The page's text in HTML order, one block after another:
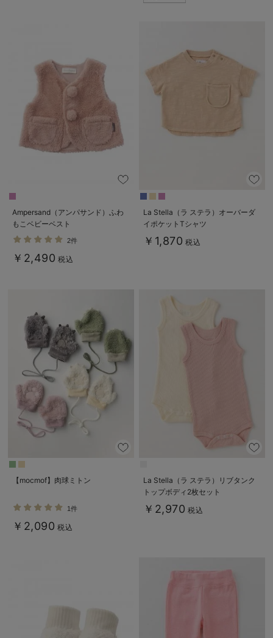
Ampersand（アンパサンド）ふわ
もこベビーベスト
2件
￥2,490 税込
La Stella（ラ ステラ）オーバーダ
イポケットTシャツ
￥1,870 税込
【mocmof】肉球ミトン
1件
￥2,090 税込
La Stella（ラ ステラ）リブタンク
トップボディ2枚セット
￥2,970 税込